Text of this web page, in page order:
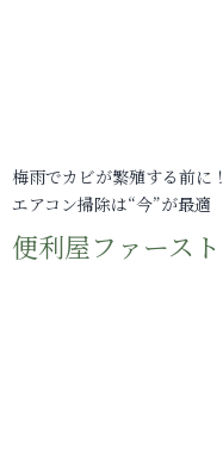
梅雨でカビが繁殖する前に！
エアコン掃除は“今”が最適
便利屋ファースト